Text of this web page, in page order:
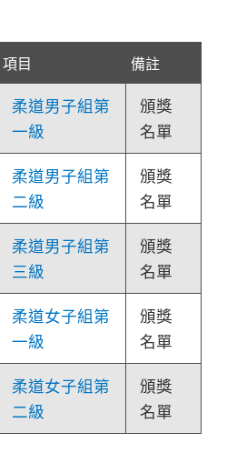
項目 備註
柔道男子組第
一級
頒獎
名單
柔道男子組第
二級
頒獎
名單
柔道男子組第
三級
頒獎
名單
柔道女子組第
一級
頒獎
名單
柔道女子組第
二級
頒獎
名單